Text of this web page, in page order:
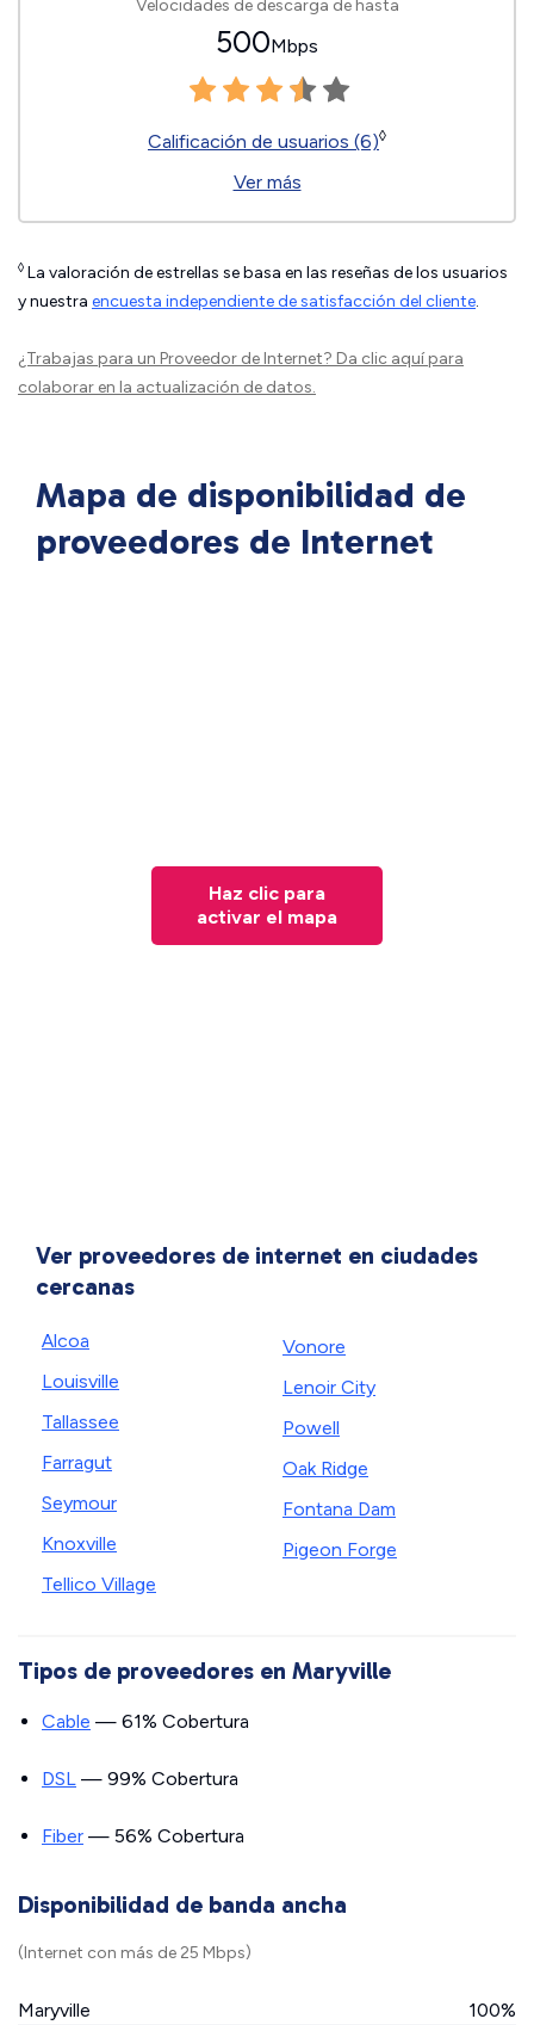
Velocidades de descarga de hasta
500Mbps
Calificación de usuarios (6)◊
Ver más
◊ La valoración de estrellas se basa en las reseñas de los usuarios
y nuestra encuesta independiente de satisfacción del cliente.
¿Trabajas para un Proveedor de Internet? Da clic aquípara
colaborar en la actualización de datos.
Mapa de disponibilidad de
proveedores de Internet
Haz clic para
activar el mapa
Ver proveedores de internet en ciudades
cercanas
Alcoa
Louisville
Tallassee
Farragut
Seymour
Knoxville
Tellico Village
Vonore
Lenoir City
Powell
Oak Ridge
Fontana Dam
Pigeon Forge
Tipos de proveedores en Maryville
Cable — 61% Cobertura
DSL — 99% Cobertura
Fiber — 56% Cobertura
Disponibilidad de banda ancha
(Internet con más de 25 Mbps)
Maryville 100%